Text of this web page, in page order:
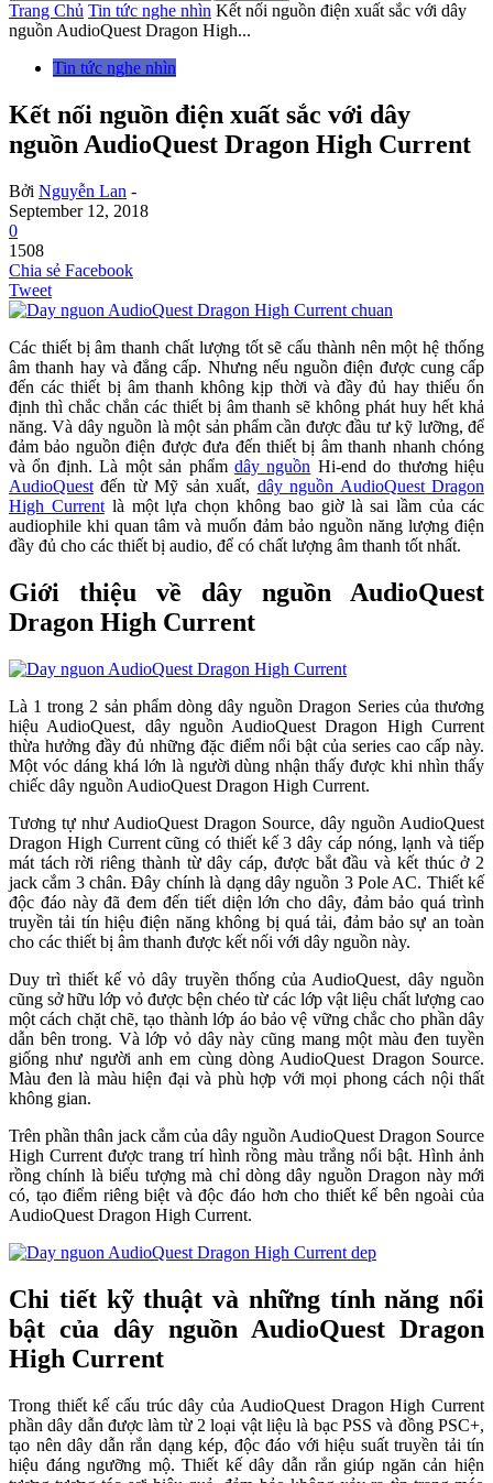
Trang Chủ Tin tức nghe nhìn Kết nối nguồn điện xuất sắc với dây
nguồn AudioQuest Dragon High...
Tin tức nghe nhìn
Kết nối nguồn điện xuất sắc với dây
nguồn AudioQuest Dragon High Current
Bởi Nguyễn Lan -
September 12, 2018
0
1508
Chia sẻ Facebook
Tweet
Các thiết bị âm thanh chất lượng tốt sẽ cấu thành nên một hệ thống
âm thanh hay và đẳng cấp. Nhưng nếu nguồn điện được cung cấp
đến các thiết bị âm thanh không kịp thời và đầy đủ hay thiếu ổn
định thì chắc chắn các thiết bị âm thanh sẽ không phát huy hết khả
năng. Và dây nguồn là một sản phẩm cần được đầu tư kỹ lưỡng, để
đảm bảo nguồn điện được đưa đến thiết bị âm thanh nhanh chóng
và ổn định. Là một sản phẩm dây nguồn Hi-end do thương hiệu
AudioQuest đến từ Mỹ sản xuất, dây nguồn AudioQuest Dragon
High Currentlà một lựa chọn không bao giờ là sai lầm của các
audiophile khi quan tâm và muốn đảm bảo nguồn năng lượng điện
đầy đủ cho các thiết bị audio, để có chất lượng âm thanh tốt nhất.
Giới thiệu về dây nguồn AudioQuest
Dragon High Current
Là 1 trong 2 sản phẩm dòng dây nguồn Dragon Series của thương
hiệu AudioQuest, dây nguồn AudioQuest Dragon High Current
thừa hưởng đầy đủ những đặc điểm nổi bật của series cao cấp này.
Một vóc dáng khá lớn là người dùng nhận thấy được khi nhìn thấy
chiếc dây nguồn AudioQuest Dragon High Current.
Tương tự như AudioQuest Dragon Source, dây nguồn AudioQuest
Dragon High Current cũng có thiết kế 3 dây cáp nóng, lạnh và tiếp
mát tách rời riêng thành từ dây cáp, được bắt đầu và kết thúc ở 2
jack cắm 3 chân. Đây chính là dạng dây nguồn 3 Pole AC. Thiết kế
độc đáo này đã đem đến tiết diện lớn cho dây, đảm bảo quá trình
truyền tải tín hiệu điện năng không bị quá tải, đảm bảo sự an toàn
cho các thiết bị âm thanh được kết nối với dây nguồn này.
Duy trì thiết kế vỏ dây truyền thống của AudioQuest, dây nguồn
cũng sở hữu lớp vỏ được bện chéo từ các lớp vật liệu chất lượng cao
một cách chặt chẽ, tạo thành lớp áo bảo vệ vững chắc cho phần dây
dẫn bên trong. Và lớp vỏ dây này cũng mang một màu đen tuyền
giống như người anh em cùng dòng AudioQuest Dragon Source.
Màu đen là màu hiện đại và phù hợp với mọi phong cách nội thất
không gian.
Trên phần thân jack cắm của dây nguồn AudioQuest Dragon Source
High Current được trang trí hình rồng màu trắng nổi bật. Hình ảnh
rồng chính là biểu tượng mà chỉ dòng dây nguồn Dragon này mới
có, tạo điểm riêng biệt và độc đáo hơn cho thiết kế bên ngoài của
AudioQuest Dragon High Current.
Chi tiết kỹ thuật và những tính năng nổi
bật của dây nguồn AudioQuest Dragon
High Current
Trong thiết kế cấu trúc dây của AudioQuest Dragon High Current
phần dây dẫn được làm từ 2 loại vật liệu là bạc PSS và đồng PSC+,
tạo nên dây dẫn rắn dạng kép, độc đáo với hiệu suất truyền tải tín
hiệu đáng ngưỡng mộ. Thiết kế dây dẫn rắn giúp ngăn cản hiện